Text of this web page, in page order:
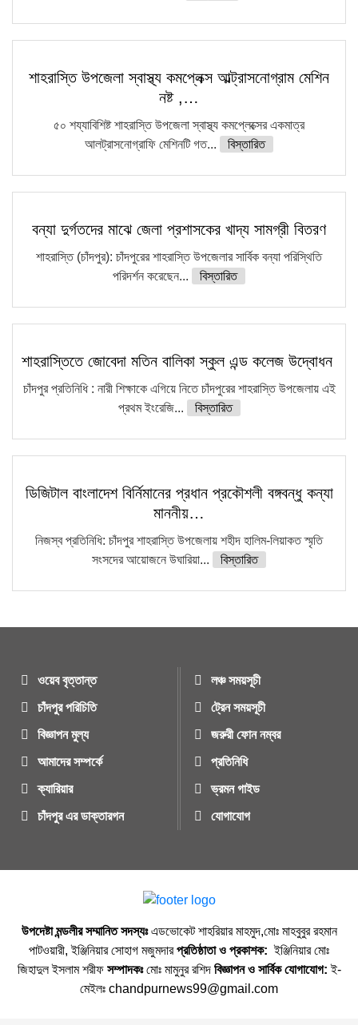
শাহরাস্তি উপজেলা স্বাস্থ্য কমপ্লেক্স আল্ট্রাসনোগ্রাম মেশিন
নষ্ট ,…
৫০ শয্যাবিশিষ্ট শাহরাস্তি উপজেলা স্বাস্থ্য কমপ্লেক্সের একমাত্র
আলট্রাসনোগ্রাফি মেশিনটি গত...
বিস্তারিত
বন্যা দুর্গতদের মাঝে জেলা প্রশাসকের খাদ্য সামগ্রী বিতরণ
শাহরাস্তি (চাঁদপুর): চাঁদপুরের শাহরাস্তি উপজেলার সার্বিক বন্যা পরিস্থিতি
পরিদর্শন করেছেন...
বিস্তারিত
শাহরাস্তিতে জোবেদা মতিন বালিকা স্কুল এন্ড কলেজ উদ্বোধন
চাঁদপুর প্রতিনিধি : নারী শিক্ষাকে এগিয়ে নিতে চাঁদপুরের শাহরাস্তি উপজেলায় এই
প্রথম ইংরেজি...
বিস্তারিত
ডিজিটাল বাংলাদেশ বির্নিমানের প্রধান প্রকৌশলী বঙ্গবন্ধু কন্যা
মাননীয়…
নিজস্ব প্রতিনিধি: চাঁদপুর শাহরাস্তি উপজেলায় শহীদ হালিম-লিয়াকত স্মৃতি
সংসদের আয়োজনে উঘারিয়া...
বিস্তারিত
ওয়েব বৃত্তান্ত
চাঁদপুর পরিচিতি
বিজ্ঞাপন মুল্য
আমাদের সম্পর্কে
ক্যারিয়ার
চাঁদপুর এর ডাক্তারগন
লঞ্চ সময়সূচী
ট্রেন সময়সূচী
জরুরী ফোন নম্বর
প্রতিনিধি
ভ্রমন গাইড
যোগাযোগ
উপদেষ্টা মন্ডলীর সম্মানিত সদস্যঃএডভোকেট শাহরিয়ার মাহমুদ,মোঃ মাহবুবুর রহমান
পাটওয়ারী, ইঞ্জিনিয়ার সোহাগ মজুমদারপ্রতিষ্ঠাতা ও প্রকাশক: ইঞ্জিনিয়ার মোঃ
জিহাদুল ইসলাম শরীফ সম্পাদকঃমোঃ মামুনুর রশিদ বিজ্ঞাপন ও সার্বিক যোগাযোগ: ই-
মেইলঃ chandpurnews99@gmail.com